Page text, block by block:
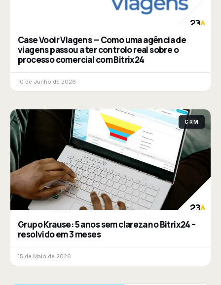
Case Vooir Viagens — Como uma agência de
viagens passou a ter controlo real sobre o
processo comercial com Bitrix24
10 de Junho de 2026
CRM
Grupo Krause: 5 anos sem clareza no Bitrix24 –
resolvido em 3 meses
15 de Maio de 2026